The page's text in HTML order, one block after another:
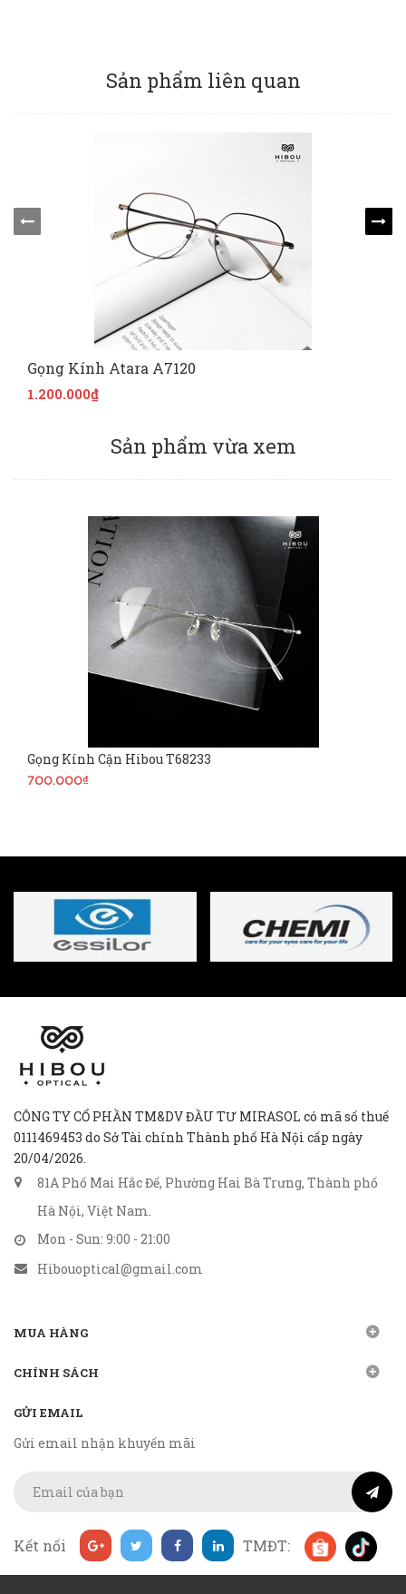
Sản phẩm liên quan
Gọng Kính Atara A7120
1.200.000₫
Sản phẩm vừa xem
Gọng Kính Cận Hibou T68233
700.000₫
CÔNG TY CỔ PHẦN TM&DV ĐẦU TƯ MIRASOL có mã số thuế
0111469453 do Sở Tài chính Thành phố Hà Nội cấp ngày
20/04/2026.
81A Phố Mai Hắc Đế, Phường Hai Bà Trưng, Thành phố
Hà Nội, Việt Nam.
Mon - Sun: 9:00 - 21:00
Hibouoptical@gmail.com
MUA HÀNG
CHÍNH SÁCH
GỬI EMAIL
Gửi email nhận khuyến mãi
Kết nối TMĐT: